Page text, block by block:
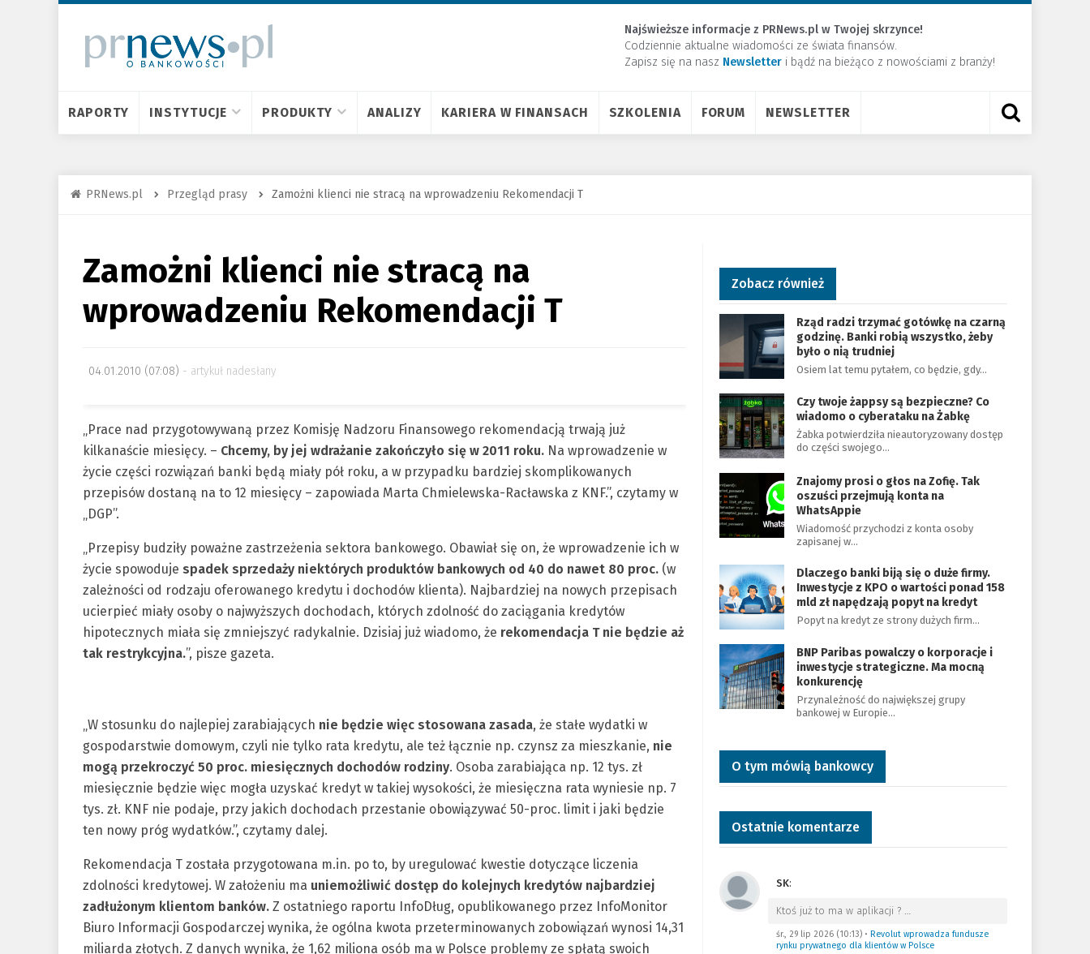
Najświeższe informacje z PRNews.pl w Twojej skrzynce!
Codziennie aktualne wiadomości ze świata finansów.
Zapisz się na nasz Newsletter ​i bądź na bieżąco z nowościami z branży!
RAPORTY INSTYTUCJE PRODUKTY ANALIZY KARIERA W FINANSACH SZKOLENIA FORUM NEWSLETTER
PRNews.pl Przegląd prasy Zamożni klienci nie stracą na wprowadzeniu Rekomendacji T
Zamożni klienci nie stracą na
wprowadzeniu Rekomendacji T
04.01.2010 (07:08) artykuł nadesłany
„Prace nad przygotowywaną przez Komisję Nadzoru Finansowego rekomendacją trwają już
kilkanaście miesięcy. – Chcemy, by jej wdrażanie zakończyło się w 2011 roku. Na wprowadzenie w
życie części rozwiązań banki będą miały pół roku, a w przypadku bardziej skomplikowanych
przepisów dostaną na to 12 miesięcy – zapowiada Marta Chmielewska-Racławska z KNF.”, czytamy w
„DGP”.
„Przepisy budziły poważne zastrzeżenia sektora bankowego. Obawiał się on, że wprowadzenie ich w
życie spowoduje spadek sprzedaży niektórych produktów bankowych od 40 do nawet 80 proc. (w
zależności od rodzaju oferowanego kredytu i dochodów klienta). Najbardziej na nowych przepisach
ucierpieć miały osoby o najwyższych dochodach, których zdolność do zaciągania kredytów
hipotecznych miała się zmniejszyć radykalnie. Dzisiaj już wiadomo, że rekomendacja T nie będzie aż
tak restrykcyjna.”, pisze gazeta.
„W stosunku do najlepiej zarabiających nie będzie więc stosowana zasada, że stałe wydatki w
gospodarstwie domowym, czyli nie tylko rata kredytu, ale też łącznie np. czynsz za mieszkanie, nie
mogą przekroczyć 50 proc. miesięcznych dochodów rodziny. Osoba zarabiająca np. 12 tys. zł
miesięcznie będzie więc mogła uzyskać kredyt w takiej wysokości, że miesięczna rata wyniesie np. 7
tys. zł. KNF nie podaje, przy jakich dochodach przestanie obowiązywać 50-proc. limit i jaki będzie
ten nowy próg wydatków.”, czytamy dalej.
Rekomendacja T została przygotowana m.in. po to, by uregulować kwestie dotyczące liczenia
zdolności kredytowej. W założeniu ma uniemożliwić dostęp do kolejnych kredytów najbardziej
zadłużonym klientom banków. Z ostatniego raportu InfoDług, opublikowanego przez InfoMonitor
Biuro Informacji Gospodarczej wynika, że ogólna kwota przeterminowanych zobowiązań wynosi 14,31
miliarda złotych. Z danych wynika, że 1,62 miliona osób ma w Polsce problemy ze spłatą swoich
Zobacz również
Rząd radzi trzymać gotówkę na czarną
godzinę. Banki robią wszystko, żeby
było o nią trudniej
Osiem lat temu pytałem, co będzie, gdy…
Czy twoje żappsy są bezpieczne? Co
wiadomo o cyberataku na Żabkę
Żabka potwierdziła nieautoryzowany dostęp
do części swojego…
Znajomy prosi o głos na Zofię. Tak
oszuści przejmują konta na
WhatsAppie
Wiadomość przychodzi z konta osoby
zapisanej w…
Dlaczego banki biją się o duże firmy.
Inwestycje z KPO o wartości ponad 158
mld zł napędzają popyt na kredyt
Popyt na kredyt ze strony dużych firm…
BNP Paribas powalczy o korporacje i
inwestycje strategiczne. Ma mocną
konkurencję
Przynależność do największej grupy
bankowej w Europie…
O tym mówią bankowcy
Ostatnie komentarze
SK:
Ktoś już to ma w aplikacji ? …
śr., 29 lip 2026 (10:13)• Revolut wprowadza fundusze
rynku prywatnego dla klientów w Polsce